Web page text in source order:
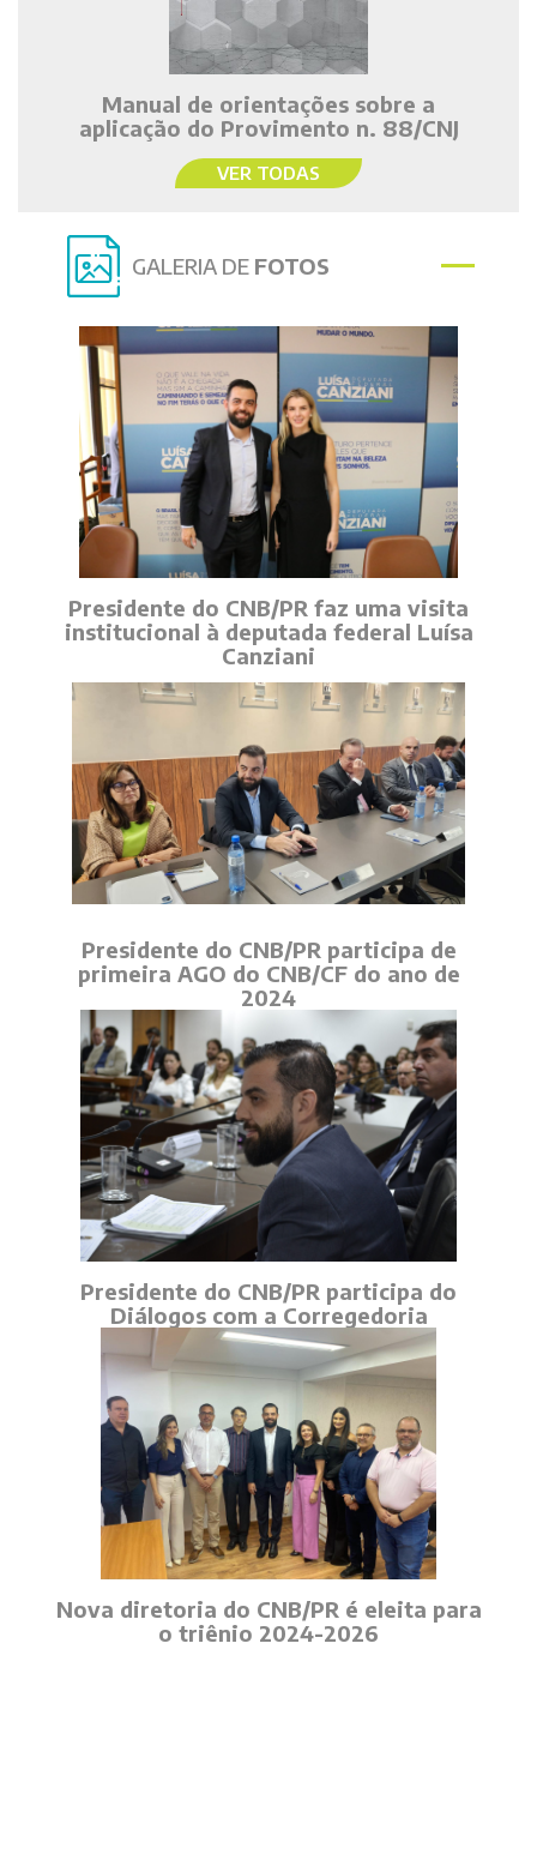
Manual de orientações sobre a
aplicação do Provimento n. 88/CNJ
VER TODAS
GALERIA DE FOTOS
Presidente do CNB/PR faz uma visita
institucional à deputada federal Luísa
Canziani
Presidente do CNB/PR participa de
primeira AGO do CNB/CF do ano de
2024
Presidente do CNB/PR participa do
Diálogos com a Corregedoria
Nova diretoria do CNB/PR é eleita para
o triênio 2024-2026